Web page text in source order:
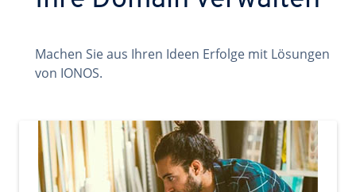
Machen Sie aus Ihren Ideen Erfolge mit Lösungen
von IONOS.